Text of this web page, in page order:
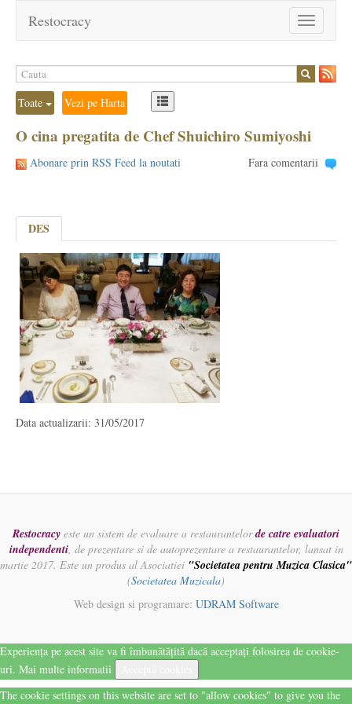
Toggle
navigation
Restocracy
Toate Vezi pe Harta
O cina pregatita de Chef Shuichiro Sumiyoshi
Abonare prin RSS Feed la noutati Fara comentarii
DES
Data actualizarii: 31/05/2017
Restocracy este un sistem de evaluare a restaurantelorde catre evaluatori
independenti, de prezentare si de autoprezentare a restaurantelor, lansat in
martie 2017. Este un produs al Asociatiei "Societatea pentru Muzica Clasica"
(Societatea Muzicala)
Web design si programare: UDRAM Software
Experiența pe acest site va fi îmbunătățită dacă acceptați folosirea de cookie-
uri. Mai multe informatii
The cookie settings on this website are set to "allow cookies" to give you the